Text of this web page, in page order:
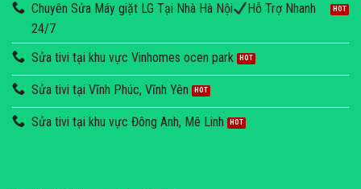
Chuyên Sửa Máy giặt LG Tại Nhà Hà Nội
Hỗ Trợ Nhanh
24/7
Sửa tivi tại khu vực Vinhomes ocen park
Sửa tivi tại Vĩnh Phúc, Vĩnh Yên
Sửa tivi tại khu vực Đông Anh, Mê Linh